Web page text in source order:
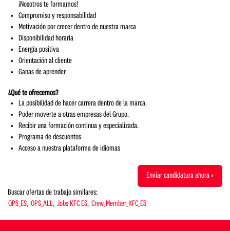
¡Nosotros te formamos!
Compromiso y responsabilidad
Motivación por crecer dentro de nuestra marca
Disponibilidad horaria
Energía positiva
Orientación al cliente
Ganas de aprender
¿Qué te ofrecemos?
La posibilidad de hacer carrera dentro de la marca.
Poder moverte a otras empresas del Grupo.
Recibir una formación continua y especializada.
Programa de descuentos
Acceso a nuestra plataforma de idiomas
Enviar candidatura ahora »
Buscar ofertas de trabajo similares:
OPS_ES, OPS_ALL, Jobs KFC ES, Crew_Member_KFC_ES